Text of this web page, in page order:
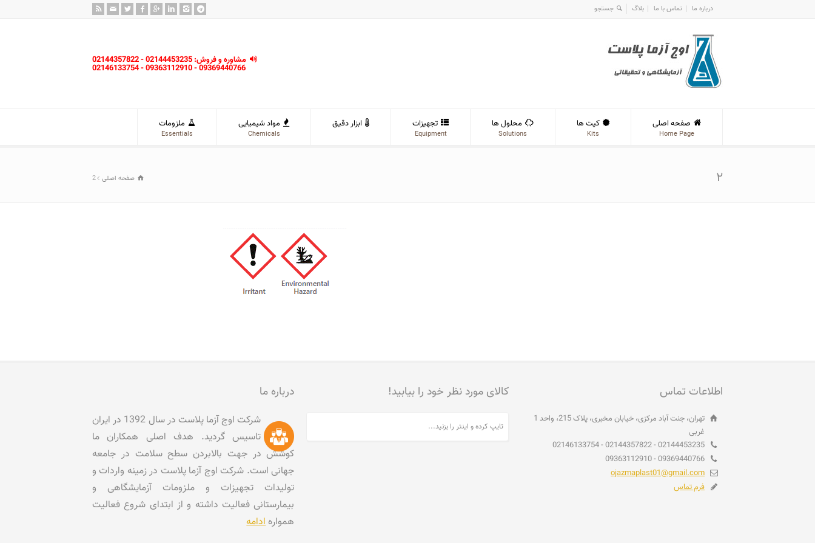
درباره ما تماس با ما بلاگ
مشاوره و فروش: 02144453235 - 02144357822
09369440766 - 09363112910 - 02146133754
صفحه اصلی
Home Page
کیت ها
Kits
محلول ها
Solutions
تجهیزات
Equipment
ابزار دقیق مواد شیمیایی
Chemicals
ملزومات
Essentials
۲ صفحه اصلی 2
اطلاعات تماس
تهران، جنت آباد مرکزی، خیابان مخبری، پلاک 215، واحد 1
غربی
02144453235 - 02144357822 - 02146133754
09369440766 - 09363112910
ojazmaplast01@gmail.com
فرم تماس
کالای مورد نظر خود را بیابید! درباره ما
شرکت اوج آزما پلاست در سال 1392 در ایران
تاسیس گردید. هدف اصلی همکاران ما
کوشش در جهت بالابردن سطح سلامت در جامعه
جهانی است. شرکت اوج آزما پلاست در زمینه واردات و
تولیدات تجهیزات و ملزومات آزمایشگاهی و
بیمارستانی فعالیت داشته و از ابتدای شروع فعالیت
هموارهادامه